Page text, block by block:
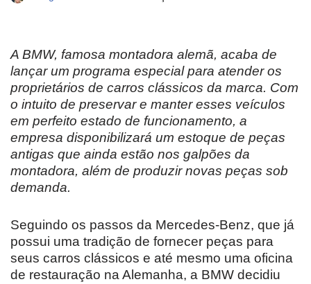
A BMW, famosa montadora alemã, acaba de
lançar um programa especial para atender os
proprietários de carros clássicos da marca. Com
o intuito de preservar e manter esses veículos
em perfeito estado de funcionamento, a
empresa disponibilizará um estoque de peças
antigas que ainda estão nos galpões da
montadora, além de produzir novas peças sob
demanda.
Seguindo os passos da Mercedes-Benz, que já
possui uma tradição de fornecer peças para
seus carros clássicos e até mesmo uma oficina
de restauração na Alemanha, a BMW decidiu